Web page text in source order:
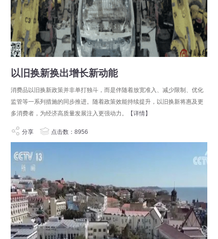
以旧换新换出增长新动能
消费品以旧换新政策并非单打独斗，而是伴随着放宽准入、减少限制、优化
监管等一系列措施的同步推进。随着政策效能持续提升，以旧换新将惠及更
多消费者，为经济高质量发展注入更强动力。
【详情】
分享 点击数：8956